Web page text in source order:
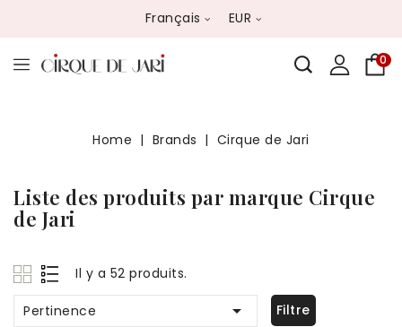
EUR
Français
0
Home Brands Cirque de Jari
Liste des produits par marque Cirque
de Jari
Il y a 52 produits.
Pertinence  Filtre